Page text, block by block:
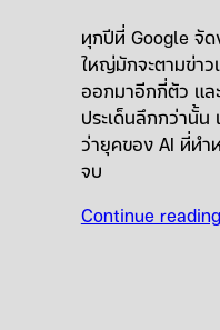
ทุกปีที่ Google จั
ใหญ่มักจะตามข่าว
ออกมาอีกกี่ตัว แล
ประเด็นลึกกว่านั้น
ว่ายุคของ AI ที่ทำ
จบ
Continue reading